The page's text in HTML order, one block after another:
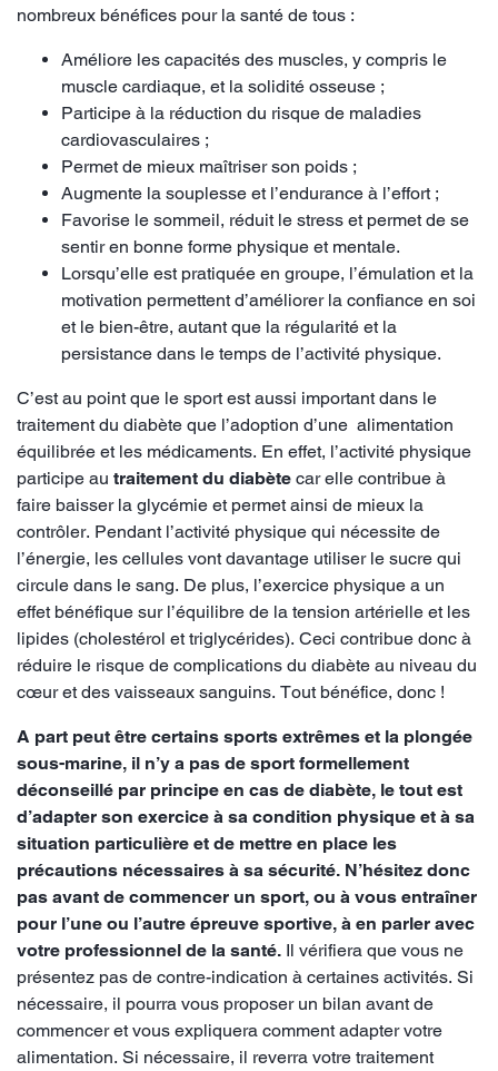
nombreux bénéfices pour la santé de tous :
Améliore les capacités des muscles, y compris le
muscle cardiaque, et la solidité osseuse ;
Participe à la réduction du risque de maladies
cardiovasculaires ;
Permet de mieux maîtriser son poids ;
Augmente la souplesse et l’endurance à l’effort ;
Favorise le sommeil, réduit le stress et permet de se
sentir en bonne forme physique et mentale.
Lorsqu’elle est pratiquée en groupe, l’émulation et la
motivation permettent d’améliorer la confiance en soi
et le bien-être, autant que la régularité et la
persistance dans le temps de l’activité physique.
C’est au point que le sport est aussi important dans le
traitement du diabète que l’adoption d’une alimentation
équilibrée et les médicaments. En effet, l’activité physique
participe au traitement du diabète car elle contribue à
faire baisser la glycémie et permet ainsi de mieux la
contrôler. Pendant l’activité physique qui nécessite de
l’énergie, les cellules vont davantage utiliser le sucre qui
circule dans le sang. De plus, l’exercice physique a un
effet bénéfique sur l’équilibre de la tension artérielle et les
lipides (cholestérol et triglycérides). Ceci contribue donc à
réduire le risque de complications du diabète au niveau du
cœur et des vaisseaux sanguins. Tout bénéfice, donc !
A part peut être certains sports extrêmes et la plongée
sous-marine, il n’y a pas de sport formellement
déconseillé par principe en cas de diabète, le tout est
d’adapter son exercice à sa condition physique et à sa
situation particulière et de mettre en place les
précautions nécessaires à sa sécurité. N’hésitez donc
pas avant de commencer un sport, ou à vous entraîner
pour l’une ou l’autre épreuve sportive, à en parler avec
votre professionnel de la santé. Il vérifiera que vous ne
présentez pas de contre-indication à certaines activités. Si
nécessaire, il pourra vous proposer un bilan avant de
commencer et vous expliquera comment adapter votre
alimentation. Si nécessaire, il reverra votre traitement